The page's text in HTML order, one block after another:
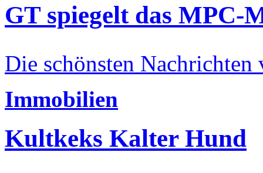
GT spiegelt das MPC-
Die schönsten Nachrichten
Immobilien
Kultkeks Kalter Hund